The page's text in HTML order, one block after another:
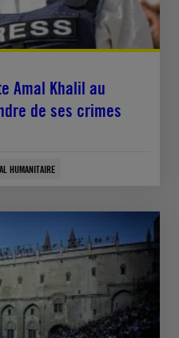
Amal Khalil au
de ses crimes
HUMANITAIRE